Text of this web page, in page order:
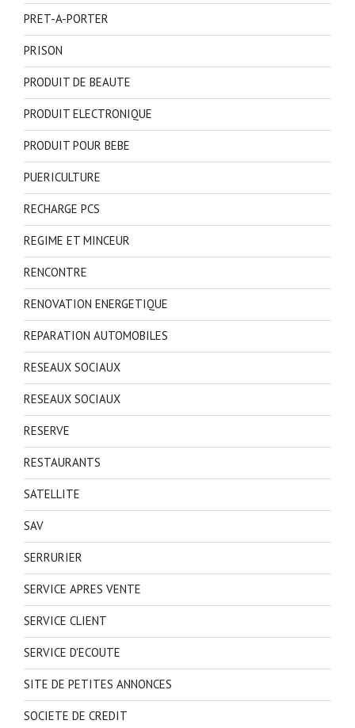
PRET-A-PORTER
PRISON
PRODUIT DE BEAUTE
PRODUIT ELECTRONIQUE
PRODUIT POUR BEBE
PUERICULTURE
RECHARGE PCS
REGIME ET MINCEUR
RENCONTRE
RENOVATION ENERGETIQUE
REPARATION AUTOMOBILES
RESEAUX SOCIAUX
RESEAUX SOCIAUX
RESERVE
RESTAURANTS
SATELLITE
SAV
SERRURIER
SERVICE APRES VENTE
SERVICE CLIENT
SERVICE D'ECOUTE
SITE DE PETITES ANNONCES
SOCIETE DE CREDIT